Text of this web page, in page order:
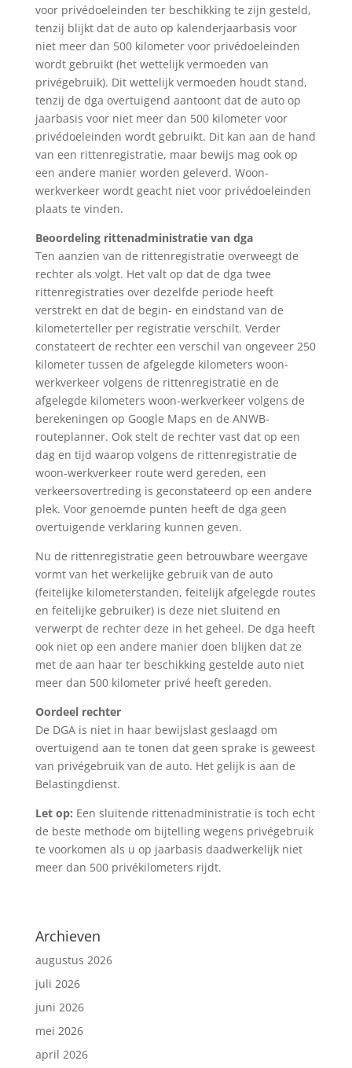
voor privédoeleinden ter beschikking te zijn gesteld,
tenzij blijkt dat de auto op kalenderjaarbasis voor
niet meer dan 500 kilometer voor privédoeleinden
wordt gebruikt (het wettelijk vermoeden van
privégebruik). Dit wettelijk vermoeden houdt stand,
tenzij de dga overtuigend aantoont dat de auto op
jaarbasis voor niet meer dan 500 kilometer voor
privédoeleinden wordt gebruikt. Dit kan aan de hand
van een rittenregistratie, maar bewijs mag ook op
een andere manier worden geleverd. Woon-
werkverkeer wordt geacht niet voor privédoeleinden
plaats te vinden.
Beoordeling rittenadministratie van dga
Ten aanzien van de rittenregistratie overweegt de
rechter als volgt. Het valt op dat de dga twee
rittenregistraties over dezelfde periode heeft
verstrekt en dat de begin- en eindstand van de
kilometerteller per registratie verschilt. Verder
constateert de rechter een verschil van ongeveer 250
kilometer tussen de afgelegde kilometers woon-
werkverkeer volgens de rittenregistratie en de
afgelegde kilometers woon-werkverkeer volgens de
berekeningen op Google Maps en de ANWB-
routeplanner. Ook stelt de rechter vast dat op een
dag en tijd waarop volgens de rittenregistratie de
woon-werkverkeer route werd gereden, een
verkeersovertreding is geconstateerd op een andere
plek. Voor genoemde punten heeft de dga geen
overtuigende verklaring kunnen geven.
Nu de rittenregistratie geen betrouwbare weergave
vormt van het werkelijke gebruik van de auto
(feitelijke kilometerstanden, feitelijk afgelegde routes
en feitelijke gebruiker) is deze niet sluitend en
verwerpt de rechter deze in het geheel. De dga heeft
ook niet op een andere manier doen blijken dat ze
met de aan haar ter beschikking gestelde auto niet
meer dan 500 kilometer privé heeft gereden.
Oordeel rechter
De DGA is niet in haar bewijslast geslaagd om
overtuigend aan te tonen dat geen sprake is geweest
van privégebruik van de auto. Het gelijk is aan de
Belastingdienst.
Let op: Een sluitende rittenadministratie is toch echt
de beste methode om bijtelling wegens privégebruik
te voorkomen als u op jaarbasis daadwerkelijk niet
meer dan 500 privékilometers rijdt.
Archieven
augustus 2026
juli 2026
juni 2026
mei 2026
april 2026